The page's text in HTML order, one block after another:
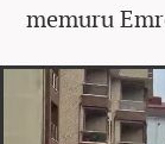
memuru